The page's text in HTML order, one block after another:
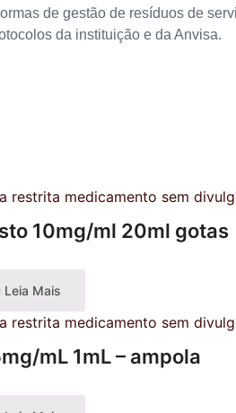
de gestão de resíduos de
da instituição e da Anvisa.
10mg/ml 20ml gotas
Leia Mais
mL 1mL – ampola